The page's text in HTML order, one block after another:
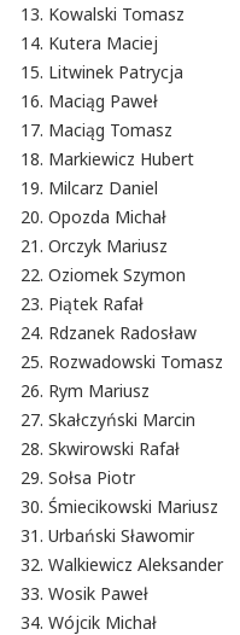
Kowalski Tomasz
Kutera Maciej
Litwinek Patrycja
Maciąg Paweł
Maciąg Tomasz
Markiewicz Hubert
Milcarz Daniel
Opozda Michał
Orczyk Mariusz
Oziomek Szymon
Piątek Rafał
Rdzanek Radosław
Rozwadowski Tomasz
Rym Mariusz
Skałczyński Marcin
Skwirowski Rafał
Sołsa Piotr
Śmiecikowski Mariusz
Urbański Sławomir
Walkiewicz Aleksander
Wosik Paweł
Wójcik Michał